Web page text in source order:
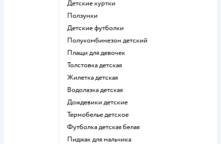
Детские куртки
Ползунки
Детские футболки
Полукомбинезон детский
Плащи для девочек
Толстовка детская
Жилетка детская
Водолазка детская
Дождевики детские
Термобелье детское
Футболка детская белая
Пиджак для мальчика